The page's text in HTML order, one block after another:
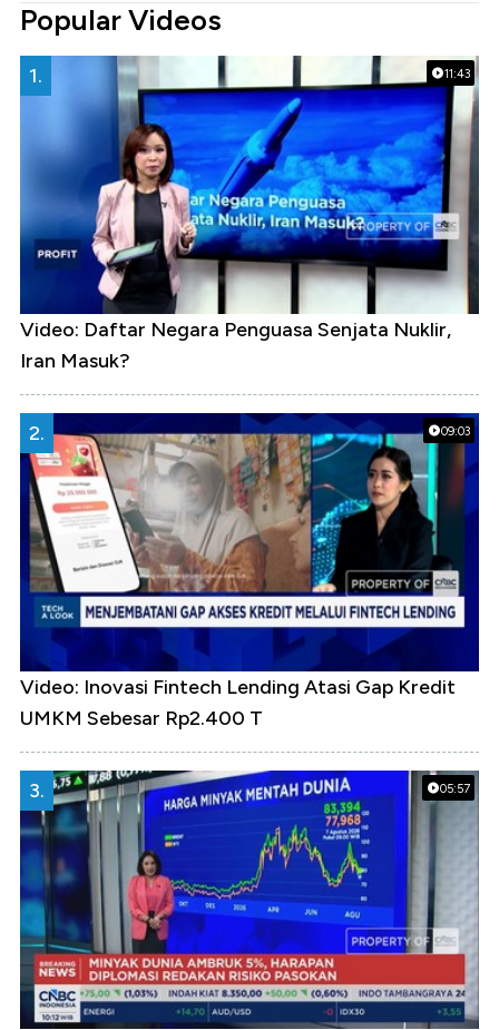
Popular Videos
11:43
1.
Video: Daftar Negara Penguasa Senjata Nuklir,
Iran Masuk?
09:03
2.
Video: Inovasi Fintech Lending Atasi Gap Kredit
UMKM Sebesar Rp2.400 T
05:57
3.